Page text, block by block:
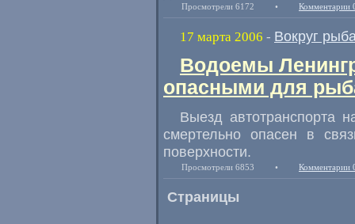
Просмотрели 6172 • Комментарии
17 марта 2006 - Вокруг
Водоемы
опасными для
Выезд автотранспорта
смертельно опасен в
поверхности.
Просмотрели 6853 • Комментарии
Страницы